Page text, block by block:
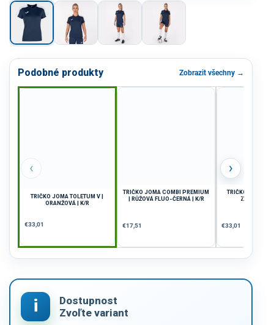
Podobné produkty Zobrazit všechny →
‹
TRIČKO JOMA TOLETUM V |
ORANŽOVÁ | K/R
€33,01
TRIČKO JOMA COMBI PREMIUM
| RŮŽOVÁ FLUO-ČERNÁ | K/R
€17,51
TRIČKO JOMA
ZELENÁ-
€33,01
›